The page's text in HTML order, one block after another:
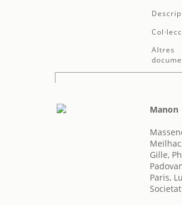
Altres
Manon
Gille,
Paris,